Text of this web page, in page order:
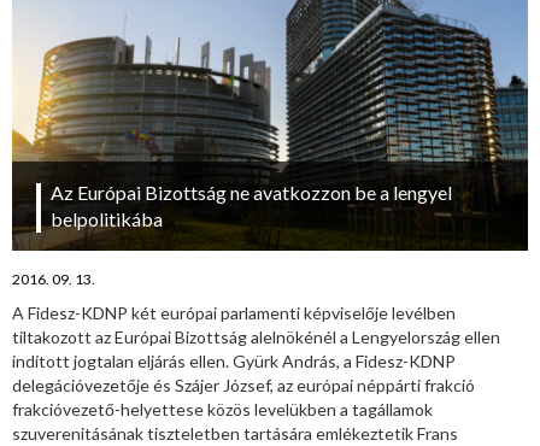
Az Európai Bizottság ne avatkozzon be a lengyel
belpolitikába
2016. 09. 13.
A Fidesz-KDNP két európai parlamenti képviselője levélben
tiltakozott az Európai Bizottság alelnökénél a Lengyelország ellen
indított jogtalan eljárás ellen. Gyürk András, a Fidesz-KDNP
delegációvezetője és Szájer József, az európai néppárti frakció
frakcióvezető-helyettese közös levelükben a tagállamok
szuverenitásának tiszteletben tartására emlékeztetik Frans